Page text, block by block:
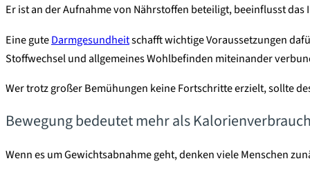
Er ist an der Aufnahme von Nährstoffen beteiligt, beeinflusst
Eine guteDarmgesundheitschafft wichtige Voraussetzungen
Stoffwechsel und allgemeines Wohlbefinden miteinander
Wer trotz großer Bemühungen keine Fortschritte erzielt, sollte
Bewegung bedeutet mehr als
Wenn es um Gewichtsabnahme geht, denken viele Menschen